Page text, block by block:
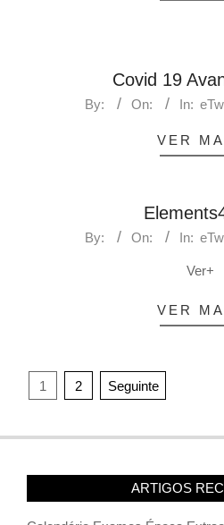
Covid 19
By: On: In:
VER
By: On: In:
Ver+
VER
Paginação
conteúdos
1 2 Seguinte
ARTIGOS